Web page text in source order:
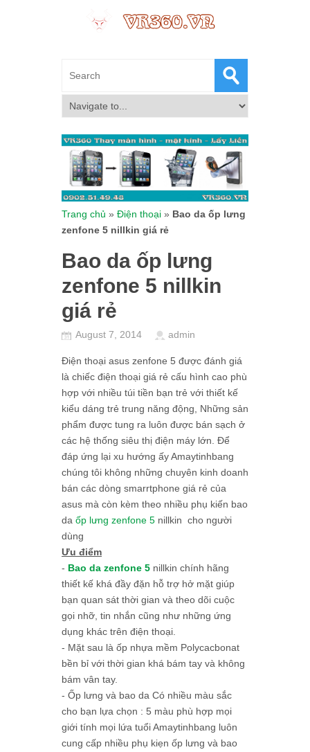
Trang chủ » Điện thoại » Bao da ốp lưng
zenfone 5 nillkin giá rẻ
Bao da ốp lưng
zenfone 5 nillkin
giá rẻ
August 7, 2014 admin
Điện thoại asus zenfone 5 được đánh giá
là chiếc điện thoại giá rẻ cấu hình cao phù
hợp với nhiều túi tiền bạn trẻ với thiết kế
kiểu dáng trẻ trung năng động, Những sản
phẩm được tung ra luôn được bán sạch ở
các hệ thống siêu thị điện máy lớn. Để
đáp ứng lại xu hướng ấy Amaytinhbang
chúng tôi không những chuyên kinh doanh
bán các dòng smarrtphone giá rẻ của
asus mà còn kèm theo nhiều phụ kiến bao
da ốp lưng zenfone 5 nillkin cho người
dùng
Ưu điểm
- Bao da zenfone 5 nillkin chính hãng
thiết kế khá đầy đặn hỗ trợ hở mặt giúp
bạn quan sát thời gian và theo dõi cuộc
gọi nhỡ, tin nhắn cũng như những ứng
dụng khác trên điện thoại.
- Mặt sau là ốp nhựa mềm Polycacbonat
bền bỉ với thời gian khá bám tay và không
bám vân tay.
- Ốp lưng và bao da Có nhiều màu sắc
cho bạn lựa chọn : 5 màu phù hợp mọi
giới tính mọi lứa tuổi Amaytinhbang luôn
cung cấp nhiều phụ kiẹn ốp lưng và bao